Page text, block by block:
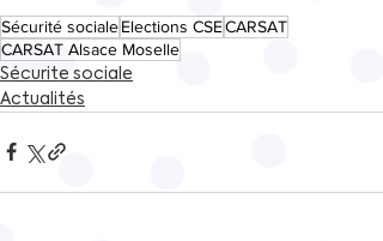
Sécurité socialeElections CSECARSAT
CARSAT Alsace Moselle
Sécurite sociale
Actualités